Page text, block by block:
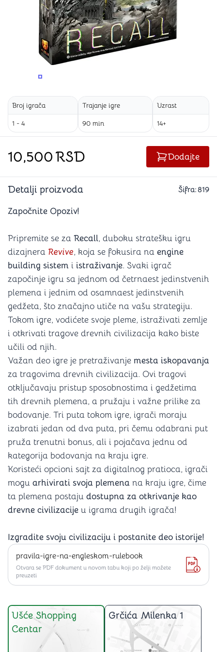
PROMENITE UGAO GLEDANJA
Broj igrača
1 - 4
Trajanje igre
90 min
Uzrast
14+
10,500RSD Dodajte
Detalji proizvoda Šifra:819
Započnite Opoziv!
Pripremite se za Recall, duboku stratešku igru
dizajnera Revive, koja se fokusira na engine
building sistem i istraživanje. Svaki igrač
započinje igru sa jednom od četrnaest jedinstvenih
plemena i jednim od osamnaest jedinstvenih
gedžeta, što značajno utiče na vašu strategiju.
Tokom igre, vodićete svoje pleme, istraživati zemlje
i otkrivati tragove drevnih civilizacija kako biste
učili od njih.
Važan deo igre je pretraživanje mesta iskopavanja
za tragovima drevnih civilizacija. Ovi tragovi
otključavaju pristup sposobnostima i gedžetima
tih drevnih plemena, a pružaju i važne prilike za
bodovanje. Tri puta tokom igre, igrači moraju
izabrati jedan od dva puta, pri čemu odabrani put
pruža trenutni bonus, ali i pojačava jednu od
kategorija bodovanja na kraju igre.
Koristeći opcioni sajt za digitalnog pratioca, igrači
mogu arhivirati svoja plemena na kraju igre, čime
ta plemena postaju dostupna za otkrivanje kao
drevne civilizacije u igrama drugih igrača!
Izgradite svoju civilizaciju i postanite deo istorije!
pravila-igre-na-engleskom-rulebook
Otvara se PDF dokument u novom tabu koji po želji možete
preuzeti
Ušće Shopping
Centar
Grčića Milenka 1